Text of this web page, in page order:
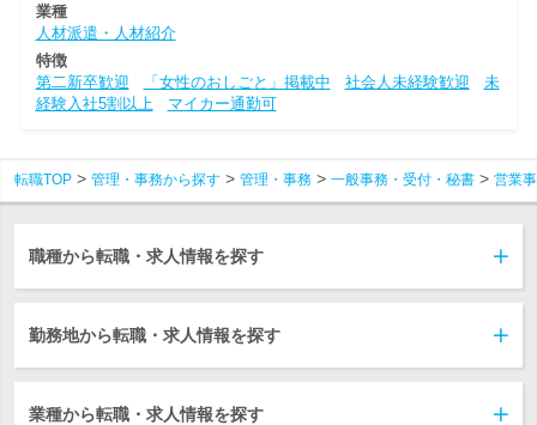
業種
人材派遣・人材紹介
特徴
第二新卒歓迎
「女性のおしごと」掲載中 社会人未経験歓迎
未
経験入社5割以上
マイカー通勤可
転職TOP 管理・事務から探す 管理・事務 一般事務・受付・秘書 営業
職種から転職・求人情報を探す
勤務地から転職・求人情報を探す
業種から転職・求人情報を探す